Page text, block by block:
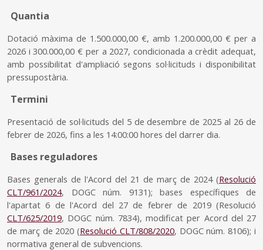
Quantia
Dotació màxima de 1.500.000,00 €, amb 1.200.000,00 € per a
2026 i 300.000,00 € per a 2027, condicionada a crèdit adequat,
amb possibilitat d'ampliació segons sol·licituds i disponibilitat
pressupostària.
Termini
Presentació de sol·licituds del 5 de desembre de 2025 al 26 de
febrer de 2026, fins a les 14:00:00 hores del darrer dia.
Bases reguladores
Bases generals de l'Acord del 21 de març de 2024 (Resolució
CLT/961/2024, DOGC núm. 9131); bases específiques de
l'apartat 6 de l'Acord del 27 de febrer de 2019 (Resolució
CLT/625/2019, DOGC núm. 7834), modificat per Acord del 27
de març de 2020 (Resolució CLT/808/2020, DOGC núm. 8106); i
normativa general de subvencions.